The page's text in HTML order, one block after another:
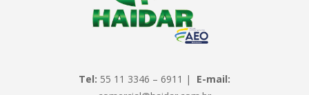
Tel: 55 11 3346 – 6911 | E-mail: